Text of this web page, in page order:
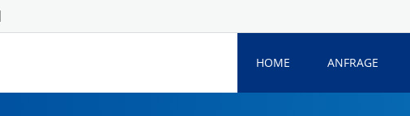
HOME ANFRAGE